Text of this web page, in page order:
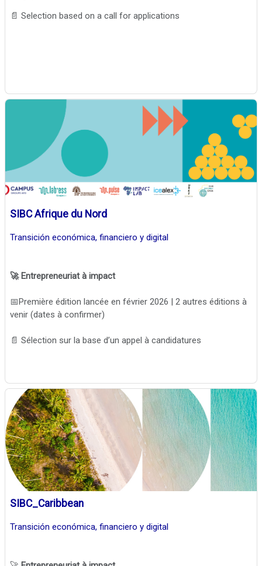
📄 Selection based on a call for applications
SIBC Afrique du Nord
Transición económica, financiero y digital
🚀 Entrepreneuriat à impact
📅Première édition lancée en février 2026 | 2 autres éditions à
venir (dates à confirmer)
📄 Sélection sur la base d’un appel à candidatures
SIBC_Caribbean
Transición económica, financiero y digital